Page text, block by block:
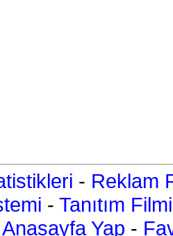
- Reklam
- Tanıtım Filmi
Anasayfa Yap -